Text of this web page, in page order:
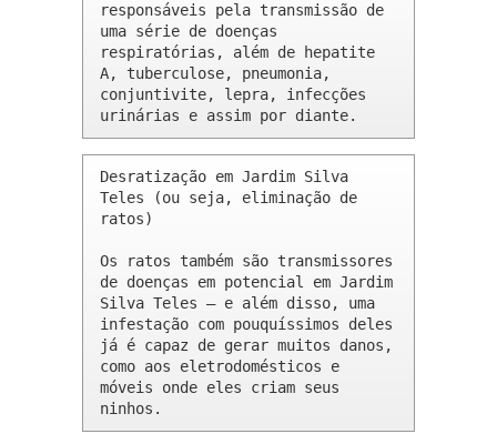
responsáveis pela transmissão de
uma série de doenças
respiratórias, além de hepatite
A, tuberculose, pneumonia,
conjuntivite, lepra, infecções
urinárias e assim por diante.
Desratização em Jardim Silva
Teles (ou seja, eliminação de
ratos)
Os ratos também são transmissores
de doenças em potencial em Jardim
Silva Teles – e além disso, uma
infestação com pouquíssimos deles
já é capaz de gerar muitos danos,
como aos eletrodomésticos e
móveis onde eles criam seus
ninhos.